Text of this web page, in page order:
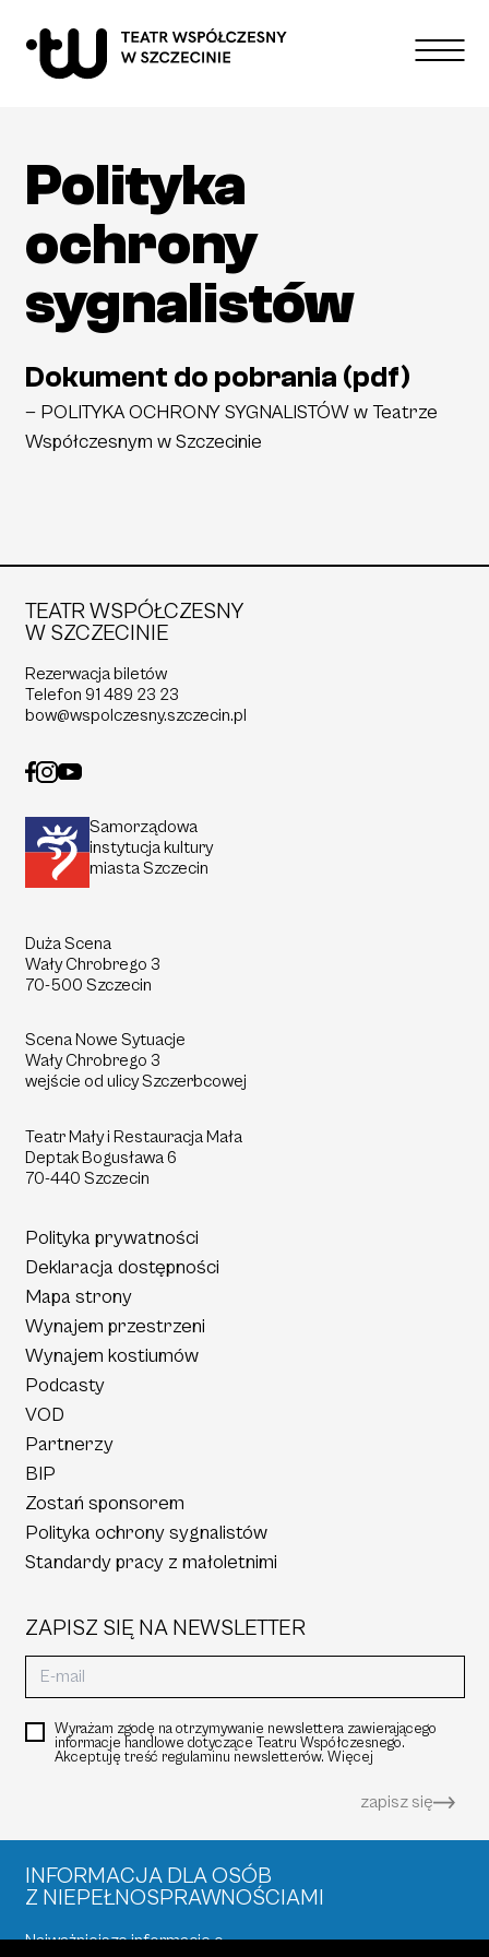
Spektakle
Edukacja
O teatrze
Kontakt
wysoki kontrast
Mapa strony
Wynajem przestrzeni
Wynajem kostiumów
Podcasty
Partnerzy
Zostań sponsorem
Polityka ochrony sygnalistów
Standardy pracy z małoletnimi
Polityka
ochrony
sygnalistów
Dokument do pobrania (pdf)
— POLITYKA OCHRONY SYGNALISTÓW w Teatrze
Współczesnym w Szczecinie
TEATR WSPÓŁCZESNY
W SZCZECINIE
Rezerwacja biletów
Telefon 91 489 23 23
bow@wspolczesny.szczecin.pl
Samorządowa
instytucja kultury
miasta Szczecin
Duża Scena
Wały Chrobrego 3
70-500 Szczecin
Scena Nowe Sytuacje
Wały Chrobrego 3
wejście od ulicy Szczerbcowej
Teatr Mały i Restauracja Mała
DeptakBogusława 6
70-440 Szczecin
Polityka prywatności
Deklaracja dostępności
Mapa strony
Wynajem przestrzeni
Wynajem kostiumów
Podcasty
VOD
Partnerzy
BIP
Zostań sponsorem
Polityka ochrony sygnalistów
Standardy pracy z małoletnimi
ZAPISZ SIĘ NA NEWSLETTER
Wyrażam zgodę na otrzymywanie newslettera zawierającego
informacje handlowe dotyczące Teatru Współczesnego.
Akceptuję treść regulaminu newsletterów. Więcej
zapisz się
INFORMACJA DLA OSÓB
Z NIEPEŁNOSPRAWNOŚCIAMI
Najważniejsze informacje o